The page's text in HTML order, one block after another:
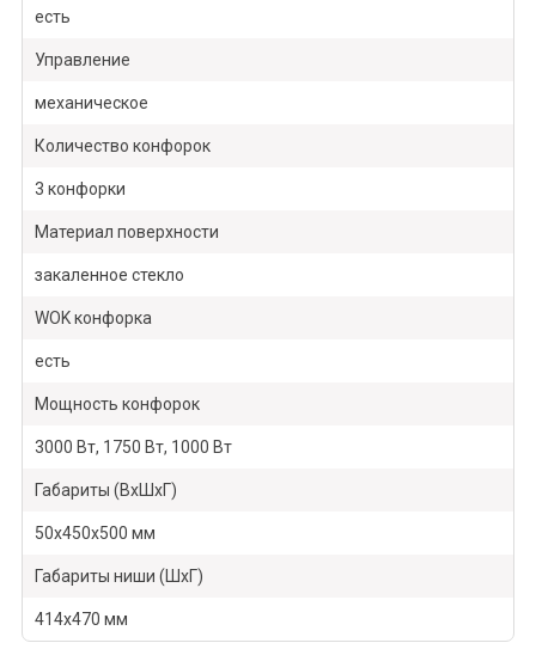
есть
Управление
механическое
Количество конфорок
3 конфорки
Материал поверхности
закаленное стекло
WOK конфорка
есть
Мощность конфорок
3000 Вт, 1750 Вт, 1000 Вт
Габариты (ВхШхГ)
50х450х500 мм
Габариты ниши (ШхГ)
414х470 мм